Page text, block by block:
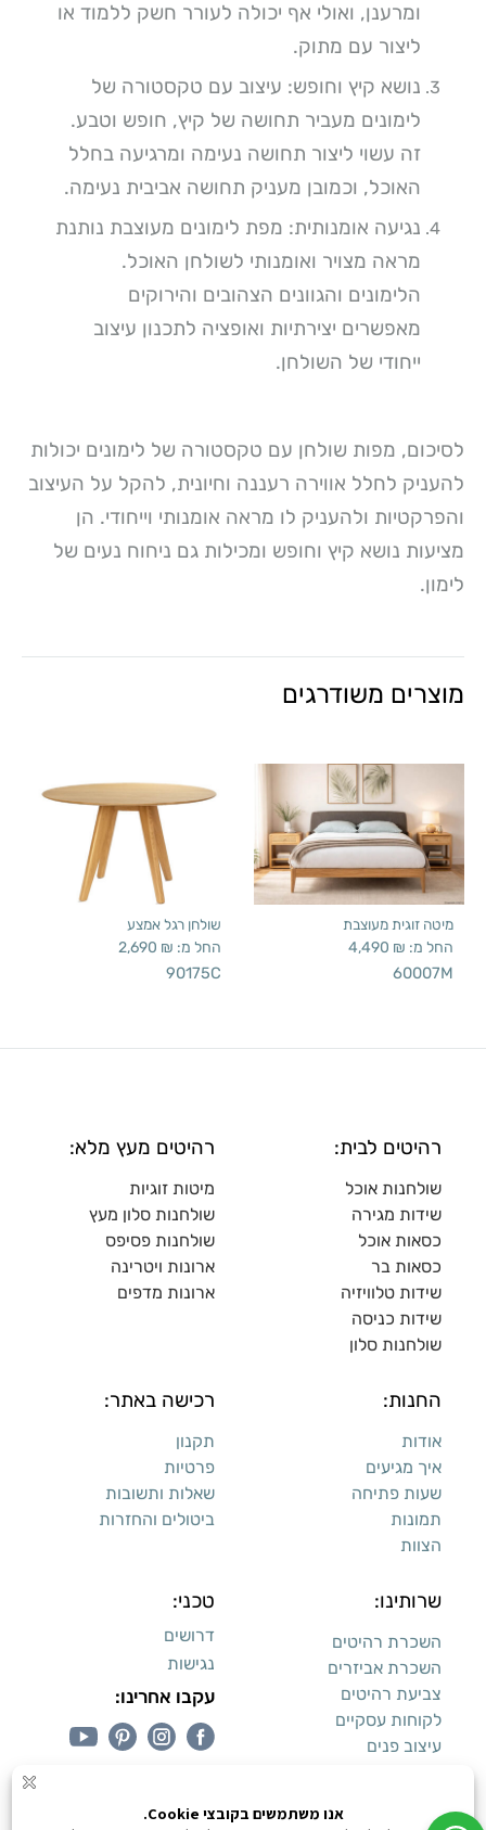
ומרענן, ואולי אף יכולה לעורר חשק ללמוד או
ליצור עם מתוק.
נושא קיץ וחופש: עיצוב עם טקסטורה של
לימונים מעביר תחושה של קיץ, חופש וטבע.
זה עשוי ליצור תחושה נעימה ומרגיעה בחלל
האוכל, וכמובן מעניק תחושה אביבית נעימה.
נגיעה אומנותית: מפת לימונים מעוצבת נותנת
מראה מצויר ואומנותי לשולחן האוכל.
הלימונים והגוונים הצהובים והירוקים
מאפשרים יצירתיות ואופציה לתכנון עיצוב
ייחודי של השולחן.
לסיכום, מפות שולחן עם טקסטורה של לימונים יכולות
להעניק לחלל אווירה רעננה וחיונית, להקל על העיצוב
והפרקטיות ולהעניק לו מראה אומנותי וייחודי. הן
מציעות נושא קיץ וחופש ומכילות גם ניחוח נעים של
לימון.
מוצרים משודרגים
מיטה זוגית מעוצבת
החל מ: 4,490 ₪
60007M
שולחן רגל אמצע
החל מ: 2,690 ₪
90175C
רהיטים לבית:
שולחנות אוכל
שידות מגירה
כסאות אוכל
כסאות בר
שידות טלוויזיה
שידות כניסה
שולחנות סלון
רהיטים מעץ מלא:
מיטות זוגיות
שולחנות סלון מעץ
שולחנות פסיפס
ארונות ויטרינה
ארונות מדפים
החנות:
אודות
איך מגיעים
שעות פתיחה
תמונות
הצוות
רכישה באתר:
תקנון
פרטיות
שאלות ותשובות
ביטולים והחזרות
שרותינו:
השכרת רהיטים
השכרת אביזרים
צביעת רהיטים
לקוחות עסקיים
עיצוב פנים
טכני:
דרושים
נגישות
עקבו אחרינו: